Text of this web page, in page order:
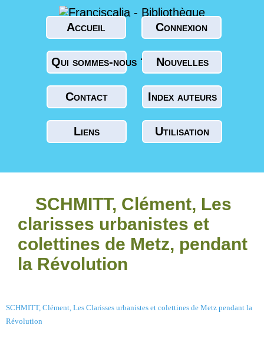
Accueil Connexion
Qui sommes-nous ? Nouvelles
Contact Index auteurs
Liens Utilisation
SCHMITT, Clément, Les
clarisses urbanistes et
colettines de Metz, pendant
la Révolution
SCHMITT, Clément, Les Clarisses urbanistes et colettines de Metz pendant la
Révolution